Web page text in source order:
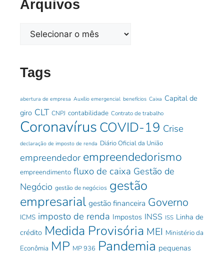
Arquivos
Tags
abertura de empresa Auxílio emergencial benefícios Caixa Capital de
giro CLT CNPJ contabilidade Contrato de trabalho
Coronavírus COVID-19 Crise
declaração de imposto de renda Diário Oficial da União
empreendedor empreendedorismo
empreendimento fluxo de caixa Gestão de
Negócio gestão de negócios gestão
empresarial gestão financeira Governo
ICMS imposto de renda Impostos INSS ISS Linha de
crédito Medida Provisória MEI Ministério da
Econômia MP MP 936 Pandemia pequenas